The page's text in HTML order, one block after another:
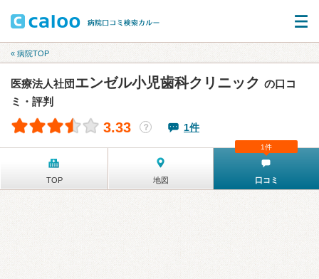
« 病院TOP
医療法人社団エンゼル小児歯科クリニック の口コ
ミ・評判
3.33 ？ 1件
TOP 地図 口コミ
1件